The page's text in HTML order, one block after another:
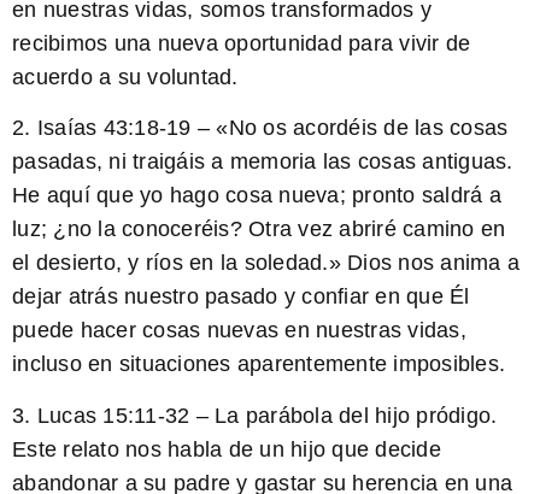
en nuestras vidas, somos transformados y
recibimos una nueva oportunidad para vivir de
acuerdo a su voluntad.
2. Isaías 43:18-19 – «No os acordéis de las cosas
pasadas, ni traigáis a memoria las cosas antiguas.
He aquí que yo hago cosa nueva; pronto saldrá a
luz; ¿no la conoceréis? Otra vez abriré camino en
el desierto, y ríos en la soledad.» Dios nos anima a
dejar atrás nuestro pasado y confiar en que Él
puede hacer cosas nuevas en nuestras vidas,
incluso en situaciones aparentemente imposibles.
3. Lucas 15:11-32 – La parábola del hijo pródigo.
Este relato nos habla de un hijo que decide
abandonar a su padre y gastar su herencia en una